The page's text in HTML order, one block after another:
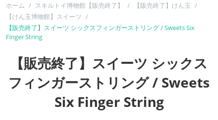
ホーム / スキルトイ博物館【販売終了】 / 【販売終了】けん玉 /
【けん玉博物館】スイーツ /
【販売終了】スイーツ シックスフィンガーストリング / Sweets Six
Finger String
【販売終了】スイーツ シックス
フィンガーストリング / Sweets
Six Finger String